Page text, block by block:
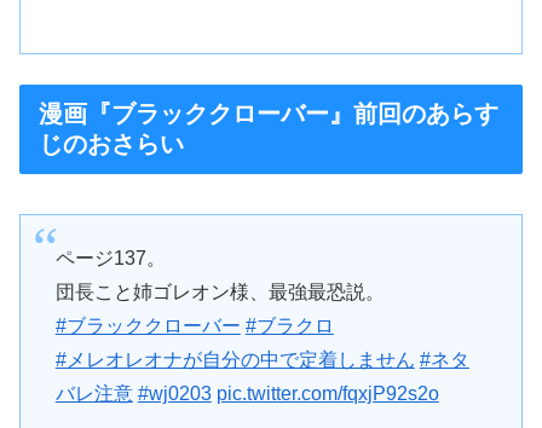
漫画『ブラッククローバー』前回のあらす
じのおさらい
ページ137。
団長こと姉ゴレオン様、最強最恐説。
#ブラッククローバー #ブラクロ
#メレオレオナが自分の中で定着しません #ネタ
バレ注意 #wj0203 pic.twitter.com/fqxjP92s2o